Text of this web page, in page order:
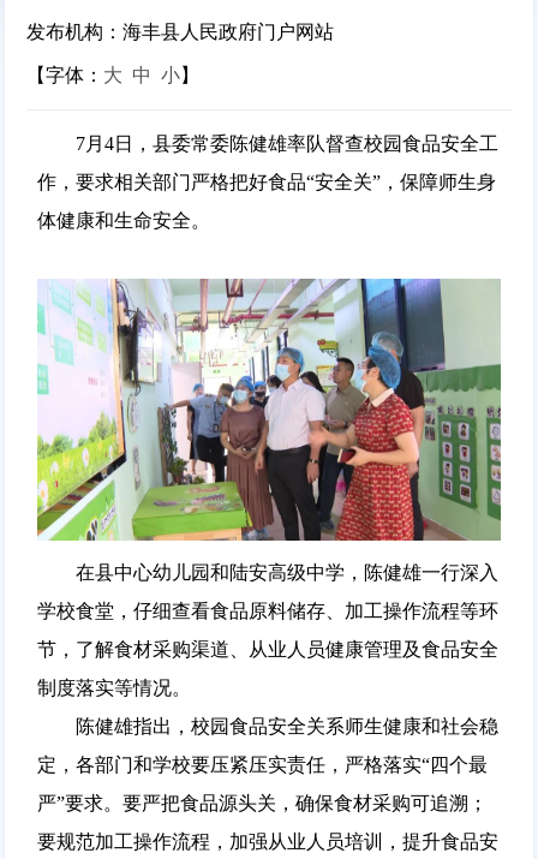
发布机构：海丰县人民政府门户网站
【字体： 大 中 小】
7月4日，县委常委陈健雄率队督查校园食品安全工
作，要求相关部门严格把好食品“安全关”，保障师生身
体健康和生命安全。
在县中心幼儿园和陆安高级中学，陈健雄一行深入
学校食堂，仔细查看食品原料储存、加工操作流程等环
节，了解食材采购渠道、从业人员健康管理及食品安全
制度落实等情况。
陈健雄指出，校园食品安全关系师生健康和社会稳
定，各部门和学校要压紧压实责任，严格落实“四个最
严”要求。要严把食品源头关，确保食材采购可追溯；
要规范加工操作流程，加强从业人员培训，提升食品安